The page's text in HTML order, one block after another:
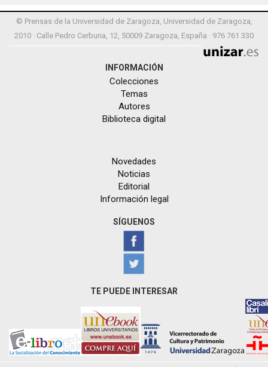
© Prensas de la Universidad de Zaragoza, Universidad de Zaragoza,
2010 · Calle Pedro Cerbuna, 12, 50009 Zaragoza, España · 976 761 330
INFORMACIÓN
Colecciones
Temas
Autores
Biblioteca digital
Novedades
Noticias
Editorial
Información legal
SÍGUENOS
TE PUEDE INTERESAR